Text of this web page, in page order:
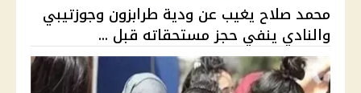
محمد صلاح يغيب عن ودية طرابزون وجوزتيبي
والنادي ينفي حجز مستحقاته قبل ...